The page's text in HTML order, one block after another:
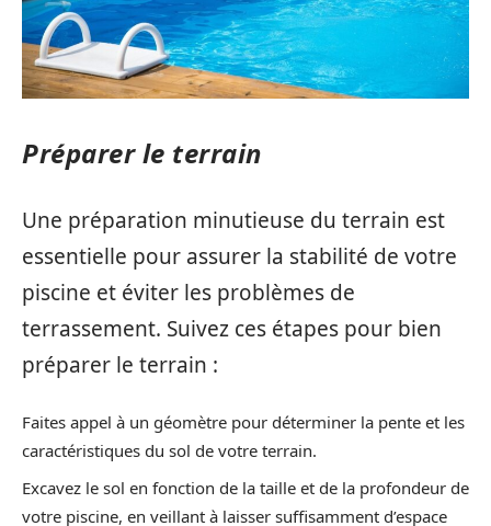
Préparer le terrain
Une préparation minutieuse du terrain est
essentielle pour assurer la stabilité de votre
piscine et éviter les problèmes de
terrassement. Suivez ces étapes pour bien
préparer le terrain :
Faites appel à un géomètre pour déterminer la pente et les
caractéristiques du sol de votre terrain.
Excavez le sol en fonction de la taille et de la profondeur de
votre piscine, en veillant à laisser suffisamment d’espace